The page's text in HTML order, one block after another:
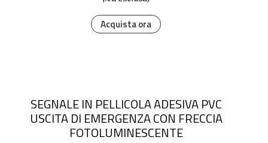
Acquista ora
SEGNALE IN PELLICOLA ADESIVA PVC
USCITA DI EMERGENZA CON FRECCIA
FOTOLUMINESCENTE